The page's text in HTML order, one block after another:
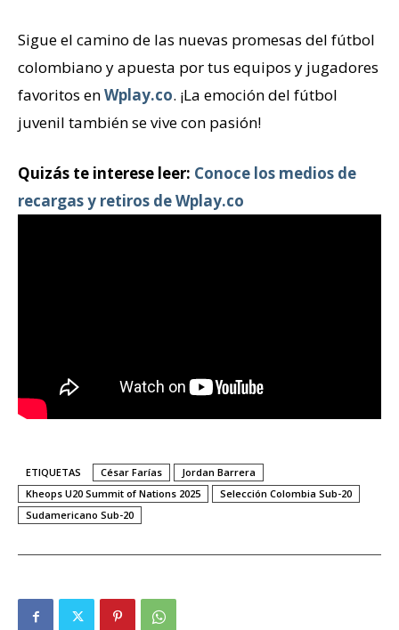
Sigue el camino de las nuevas promesas del fútbol
colombiano y apuesta por tus equipos y jugadores
favoritos enWplay.co. ¡La emoción del fútbol
juvenil también se vive con pasión!
Quizás te interese leer: Conoce los medios de
recargas y retiros de Wplay.co
ETIQUETAS César Farías
Jordan Barrera
Kheops U20 Summit of Nations 2025
Selección Colombia Sub-20
Sudamericano Sub-20